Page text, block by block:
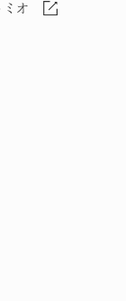
ミオ